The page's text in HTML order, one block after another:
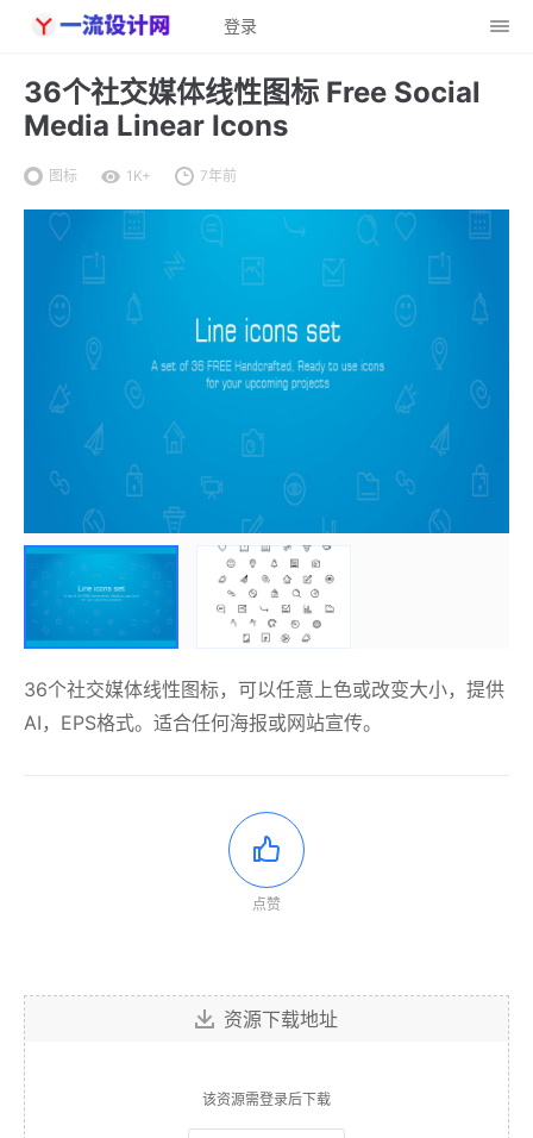
登录
36个社交媒体线性图标 Free Social
Media Linear Icons
图标 1K+ 7年前
36个社交媒体线性图标，可以任意上色或改变大小，提供
AI，EPS格式。适合任何海报或网站宣传。
点赞
资源下载地址
该资源需登录后下载